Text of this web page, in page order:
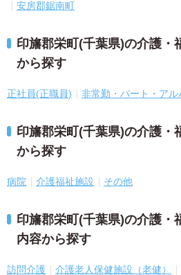
安房郡鋸南町
印旛郡栄町(千葉県)の介護・
から探す
正社員(正職員) 非常勤・パート・アル
印旛郡栄町(千葉県)の介護・
から探す
病院 介護福祉施設 その他
印旛郡栄町(千葉県)の介護・
内容から探す
訪問介護 介護老人保健施設（老健）